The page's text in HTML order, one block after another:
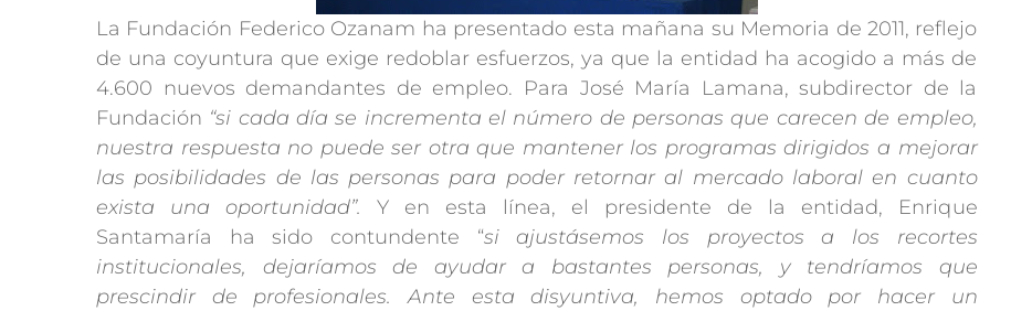
La Fundación Federico Ozanam ha presentado esta mañana su Memoria de 2011, reflejo
de una coyuntura que exige redoblar esfuerzos, ya que la entidad ha acogido a más de
4.600 nuevos demandantes de empleo. Para José María Lamana, subdirector de la
Fundación “si cada día se incrementa el número de personas que carecen de empleo,
nuestra respuesta no puede ser otra que mantener los programas dirigidos a mejorar
las posibilidades de las personas para poder retornar al mercado laboral en cuanto
exista una oportunidad”.Y en esta línea, el presidente de la entidad, Enrique
Santamaría ha sido contundente “si ajustásemos los proyectos a los recortes
institucionales, dejaríamos de ayudar a bastantes personas, y tendríamos que
prescindir de profesionales. Ante esta disyuntiva, hemos optado por hacer un